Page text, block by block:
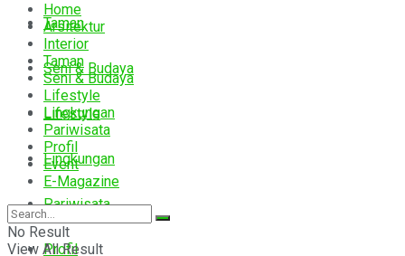
Taman
Seni & Budaya
Lifestyle
Lingkungan
Pariwisata
Profil
Home
Arsitektur
Interior
Taman
Seni & Budaya
Lifestyle
Lingkungan
Pariwisata
Profil
Event
E-Magazine
No Result
View All Result